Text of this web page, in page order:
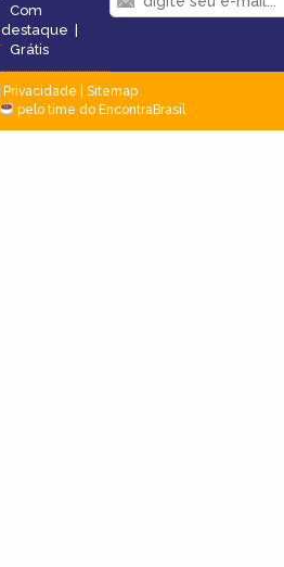
Com
destaque |
Grátis
Privacidade
Sitemap
pelo time do EncontraBrasil